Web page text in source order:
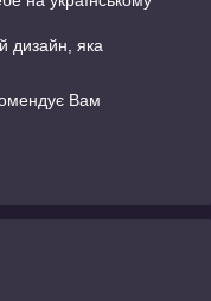
дизайн, яка
Вам